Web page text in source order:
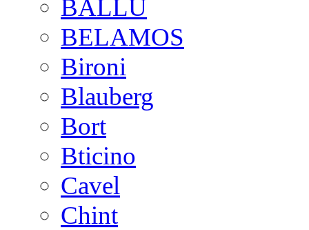
BALLU
BELAMOS
Bironi
Blauberg
Bort
Bticino
Cavel
Chint